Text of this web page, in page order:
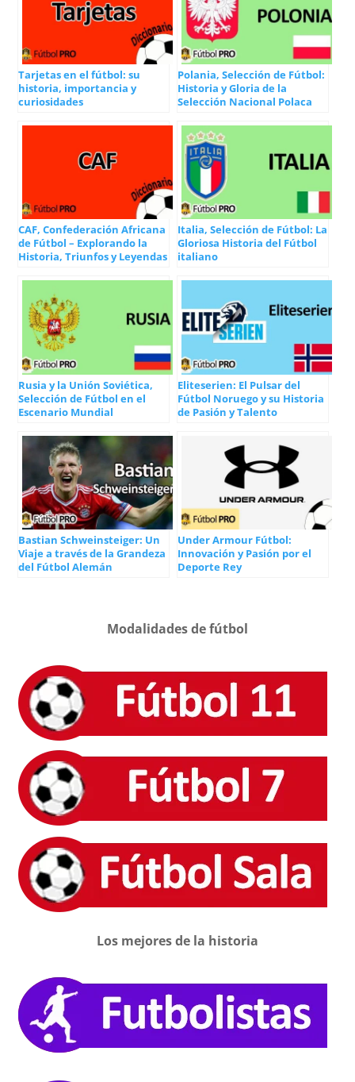
Tarjetas en el fútbol: su
historia, importancia y
curiosidades
Polania, Selección de Fútbol:
Historia y Gloria de la
Selección Nacional Polaca
CAF, Confederación Africana
de Fútbol – Explorando la
Historia, Triunfos y Leyendas
Italia, Selección de Fútbol: La
Gloriosa Historia del Fútbol
italiano
Rusia y la Unión Soviética,
Selección de Fútbol en el
Escenario Mundial
Eliteserien: El Pulsar del
Fútbol Noruego y su Historia
de Pasión y Talento
Bastian Schweinsteiger: Un
Viaje a través de la Grandeza
del Fútbol Alemán
Under Armour Fútbol:
Innovación y Pasión por el
Deporte Rey
Modalidades de fútbol
Los mejores de la historia